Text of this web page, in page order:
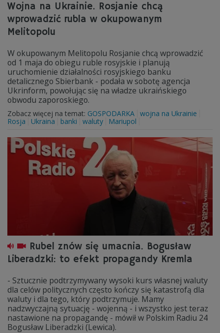
Wojna na Ukrainie. Rosjanie chcą
wprowadzić rubla w okupowanym
Melitopolu
W okupowanym Melitopolu Rosjanie chcą wprowadzić
od 1 maja do obiegu ruble rosyjskie i planują
uruchomienie działalności rosyjskiego banku
detalicznego Sbierbank - podała w sobotę agencja
Ukrinform, powołując się na władze ukraińskiego
obwodu zaporoskiego.
Zobacz więcej na temat: GOSPODARKA wojna na Ukrainie
Rosja
Ukraina banki waluty Mariupol
Rubel znów się umacnia. Bogusław
Liberadzki: to efekt propagandy Kremla
- Sztucznie podtrzymywany wysoki kurs własnej waluty
dla celów politycznych często kończy się katastrofą dla
waluty i dla tego, który podtrzymuje. Mamy
nadzwyczajną sytuację - wojenną - i wszystko jest teraz
nastawione na propagandę - mówił w Polskim Radiu 24
Bogusław Liberadzki (Lewica).